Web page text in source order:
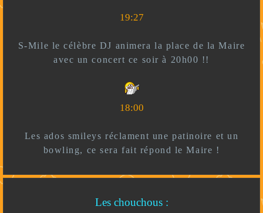
19:27
S-Mile le célèbre DJ animera la place de la Maire
avec un concert ce soir à 20h00 !!
18:00
Les ados smileys réclament une patinoire et un
bowling, ce sera fait répond le Maire !
Les chouchous :